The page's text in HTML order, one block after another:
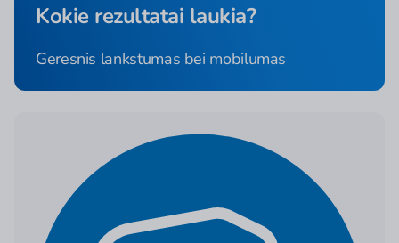
Kokie rezultatai laukia?
Geresnis lankstumas bei mobilumas